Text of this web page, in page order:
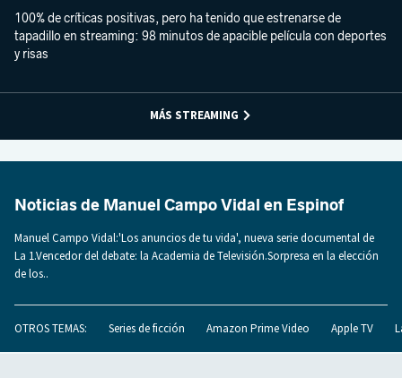
100% de críticas positivas, pero ha tenido que estrenarse de
tapadillo en streaming: 98 minutos de apacible película con deportes
y risas
MÁS STREAMING
Noticias de Manuel Campo Vidal en Espinof
Manuel Campo Vidal:'Los anuncios de tu vida', nueva serie documental de
La 1.Vencedor del debate: la Academia de Televisión.Sorpresa en la elección
de los..
OTROS TEMAS: Series de ficción Amazon Prime Video Apple TV